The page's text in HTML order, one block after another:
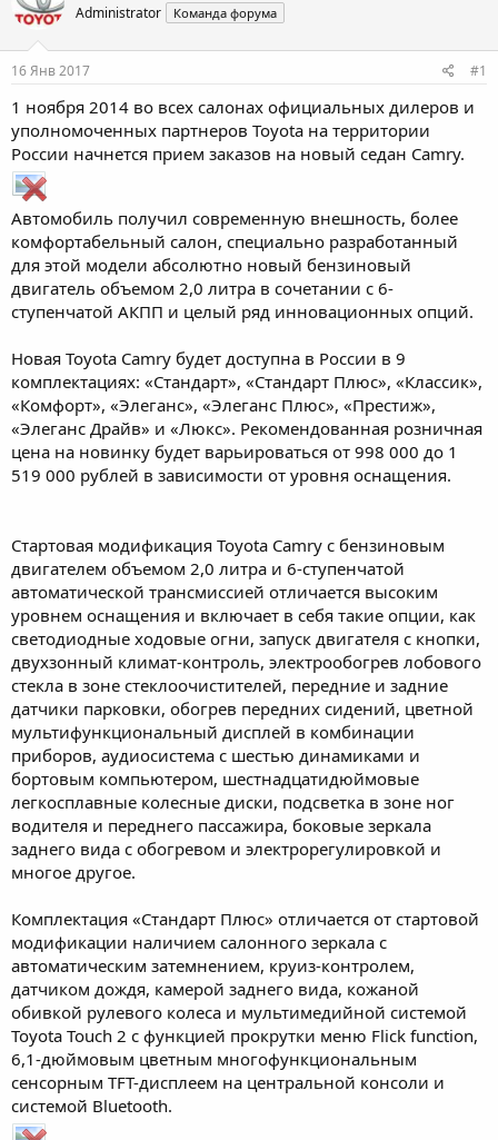
р
е
м
ы
н
л
Administrator Команда форума
16 Янв 2017 #1
1 ноября 2014 во всех салонах официальных дилеров и
уполномоченных партнеров Toyota на территории
России начнется прием заказов на новый седан Camry.
Автомобиль получил современную внешность, более
комфортабельный салон, специально разработанный
для этой модели абсолютно новый бензиновый
двигатель объемом 2,0 литра в сочетании с 6-
ступенчатой АКПП и целый ряд инновационных опций.
Новая Toyota Camry будет доступна в России в 9
комплектациях: «Стандарт», «Стандарт Плюс», «Классик»,
«Комфорт», «Элеганс», «Элеганс Плюс», «Престиж»,
«Элеганс Драйв» и «Люкс». Рекомендованная розничная
цена на новинку будет варьироваться от 998 000 до 1
519 000 рублей в зависимости от уровня оснащения.
Стартовая модификация Toyota Camrу с бензиновым
двигателем объемом 2,0 литра и 6-ступенчатой
автоматической трансмиссией отличается высоким
уровнем оснащения и включает в себя такие опции, как
светодиодные ходовые огни, запуск двигателя с кнопки,
двухзонный климат-контроль, электрообогрев лобового
стекла в зоне стеклоочистителей, передние и задние
датчики парковки, обогрев передних сидений, цветной
мультифункциональный дисплей в комбинации
приборов, аудиосистема с шестью динамиками и
бортовым компьютером, шестнадцатидюймовые
легкосплавные колесные диски, подсветка в зоне ног
водителя и переднего пассажира, боковые зеркала
заднего вида с обогревом и электрорегулировкой и
многое другое.
Комплектация «Стандарт Плюс» отличается от стартовой
модификации наличием салонного зеркала с
автоматическим затемнением, круиз-контролем,
датчиком дождя, камерой заднего вида, кожаной
обивкой рулевого колеса и мультимедийной системой
Toyota Touch 2 с функцией прокрутки меню Flick function,
6,1-дюймовым цветным многофункциональным
сенсорным TFT-дисплеем на центральной консоли и
системой Bluetooth.